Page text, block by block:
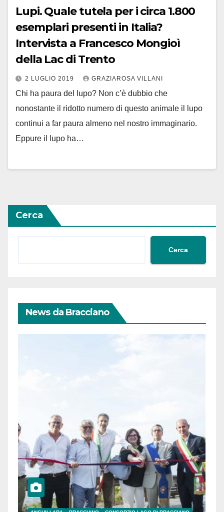
Lupi. Quale tutela per i circa 1.800
esemplari presenti in Italia?
Intervista a Francesco Mongioì
della Lac di Trento
2 LUGLIO 2019 GRAZIAROSA VILLANI
Chi ha paura del lupo? Non c’è dubbio che
nonostante il ridotto numero di questo animale il lupo
continui a far paura almeno nel nostro immaginario.
Eppure il lupo ha…
Cerca
Cerca
News da Bracciano